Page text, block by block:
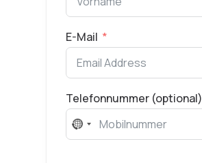
E-Mail
Telefonnummer (optional)
No